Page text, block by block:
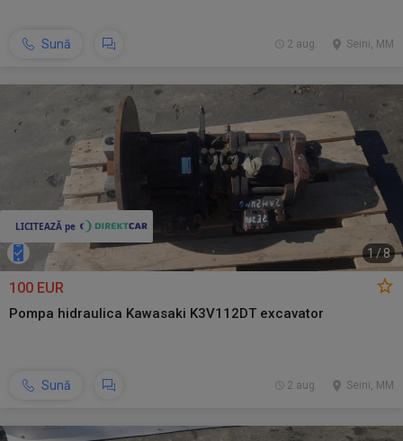
Sună Seini, MM
2 aug.
1 /8
100 EUR
Pompa hidraulica Kawasaki K3V112DT excavator
Sună Seini, MM
2 aug.